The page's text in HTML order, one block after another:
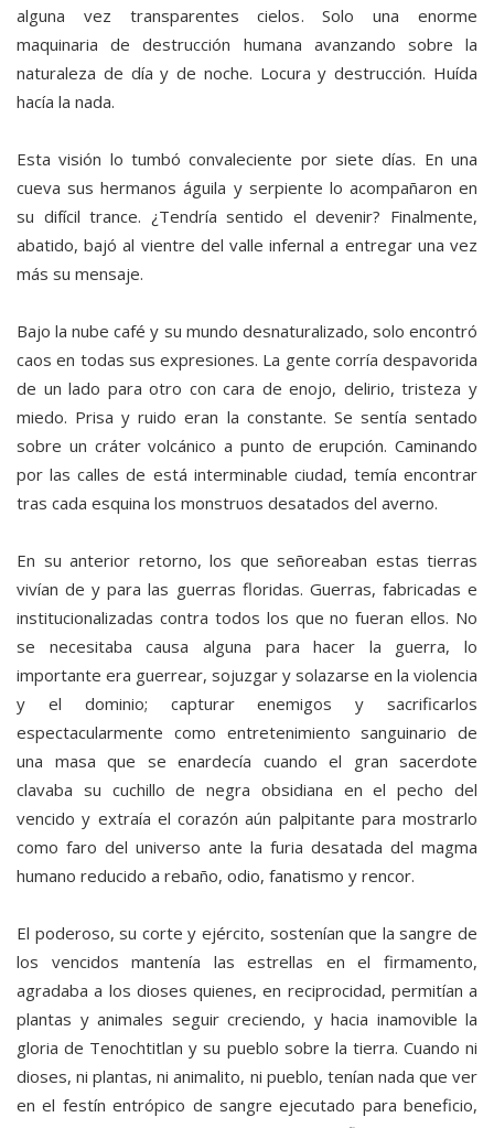
alguna vez transparentes cielos. Solo una enorme
maquinaria de destrucción humana avanzando sobre la
naturaleza de día y de noche. Locura y destrucción. Huída
hacía la nada.
Esta visión lo tumbó convaleciente por siete días. En una
cueva sus hermanos águila y serpiente lo acompañaron en
su difícil trance. ¿Tendría sentido el devenir? Finalmente,
abatido, bajó al vientre del valle infernal a entregar una vez
más su mensaje.
Bajo la nube café y su mundo desnaturalizado, solo encontró
caos en todas sus expresiones. La gente corría despavorida
de un lado para otro con cara de enojo, delirio, tristeza y
miedo. Prisa y ruido eran la constante. Se sentía sentado
sobre un cráter volcánico a punto de erupción. Caminando
por las calles de está interminable ciudad, temía encontrar
tras cada esquina los monstruos desatados del averno.
En su anterior retorno, los que señoreaban estas tierras
vivían de y para las guerras floridas. Guerras, fabricadas e
institucionalizadas contra todos los que no fueran ellos. No
se necesitaba causa alguna para hacer la guerra, lo
importante era guerrear, sojuzgar y solazarse en la violencia
y el dominio; capturar enemigos y sacrificarlos
espectacularmente como entretenimiento sanguinario de
una masa que se enardecía cuando el gran sacerdote
clavaba su cuchillo de negra obsidiana en el pecho del
vencido y extraía el corazón aún palpitante para mostrarlo
como faro del universo ante la furia desatada del magma
humano reducido a rebaño, odio, fanatismo y rencor.
El poderoso, su corte y ejército, sostenían que la sangre de
los vencidos mantenía las estrellas en el firmamento,
agradaba a los dioses quienes, en reciprocidad, permitían a
plantas y animales seguir creciendo, y hacia inamovible la
gloria de Tenochtitlan y su pueblo sobre la tierra. Cuando ni
dioses, ni plantas, ni animalito, ni pueblo, tenían nada que ver
en el festín entrópico de sangre ejecutado para beneficio,